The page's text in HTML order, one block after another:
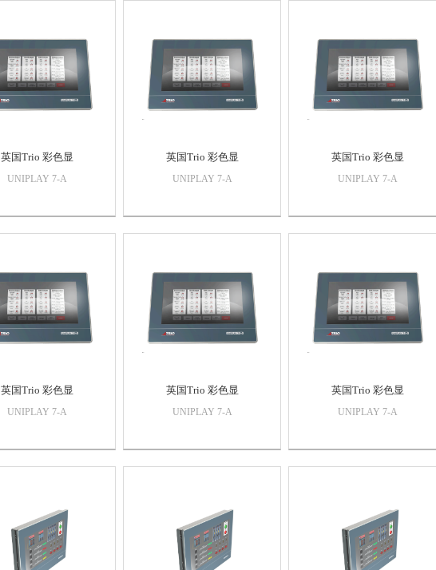
英国Trio 彩色显
UNIPLAY 7-A
英国Trio 彩色显
UNIPLAY 7-A
英国Trio 彩色显
UNIPLAY 7-A
英国Trio 彩色显
UNIPLAY 7-A
英国Trio 彩色显
UNIPLAY 7-A
英国Trio 彩色显
UNIPLAY 7-A